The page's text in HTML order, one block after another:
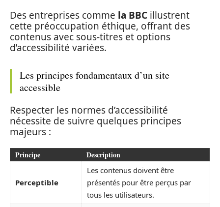
Des entreprises comme la BBC illustrent
cette préoccupation éthique, offrant des
contenus avec sous-titres et options
d’accessibilité variées.
Les principes fondamentaux d’un site
accessible
Respecter les normes d’accessibilité
nécessite de suivre quelques principes
majeurs :
Principe Description
Perceptible
Les contenus doivent être
présentés pour être perçus par
tous les utilisateurs.